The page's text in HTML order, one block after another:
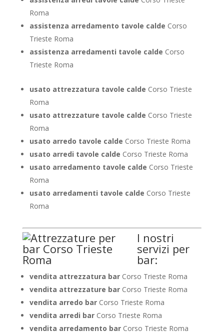
Roma
assistenza arredamento tavole calde Corso
Trieste Roma
assistenza arredamenti tavole calde Corso
Trieste Roma
usato attrezzatura tavole calde Corso Trieste
Roma
usato attrezzature tavole calde Corso Trieste
Roma
usato arredo tavole calde Corso Trieste Roma
usato arredi tavole calde Corso Trieste Roma
usato arredamento tavole calde Corso Trieste
Roma
usato arredamenti tavole calde Corso Trieste
Roma
I nostri
servizi per
bar:
vendita attrezzatura barCorso Trieste Roma
vendita attrezzature barCorso Trieste Roma
vendita arredo barCorso Trieste Roma
vendita arredi barCorso Trieste Roma
vendita arredamento barCorso Trieste Roma